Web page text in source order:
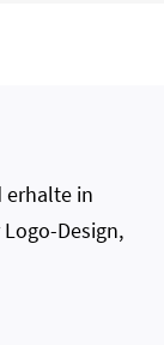
erhalte in
Design,